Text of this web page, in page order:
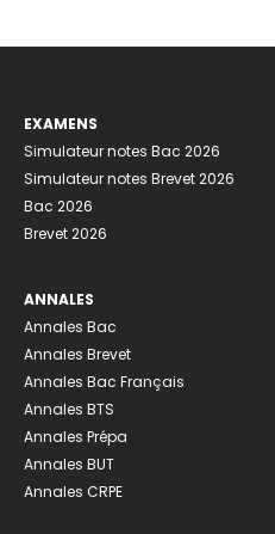
EXAMENS
Simulateur notes Bac 2026
Simulateur notes Brevet 2026
Bac 2026
Brevet 2026
ANNALES
Annales Bac
Annales Brevet
Annales Bac Français
Annales BTS
Annales Prépa
Annales BUT
Annales CRPE